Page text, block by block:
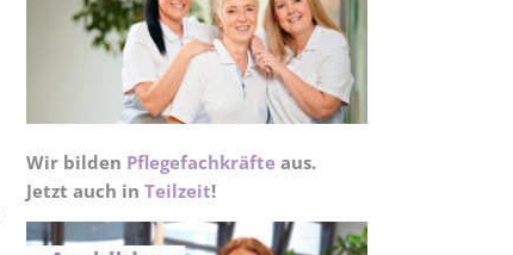
Wir bilden Pflegefachkräfte aus.
Jetzt auch inTeilzeit!